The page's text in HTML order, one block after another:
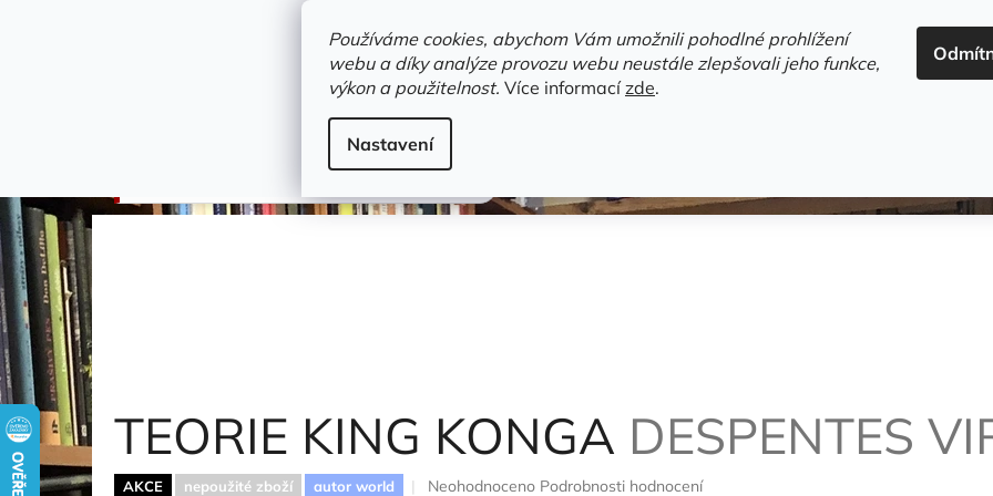
Používáme cookies, abychom Vám umožnili pohodlné prohlížení
webu a díky analýze provozu webu neustále zlepšovali jeho funkce,
výkon a použitelnost. Více informacízde.
Nastavení
HLEDAT
Novinky Trvalky a bestsellery
Despentes Virginie
TEORIE KING KONGA DESPENTES
AKCE nepoužité zboží autor world
Průměrné
Neohodnoceno Podrobnosti hodnocení